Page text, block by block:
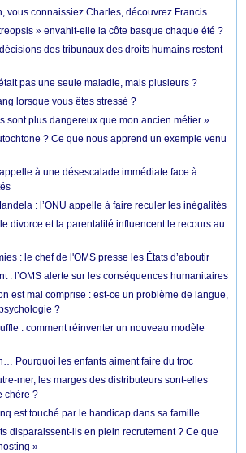
vous connaissiez Charles, découvrez Francis
» envahit-elle la côte basque chaque été ?
des tribunaux des droits humains restent
pas une seule maladie, mais plusieurs ?
lorsque vous êtes stressé ?
sont plus dangereux que mon ancien métier »
? Ce que nous apprend un exemple venu
à une désescalade immédiate face à
: l’ONU appelle à faire reculer les inégalités
divorce et la parentalité influencent le recours au
: le chef de l'OMS presse les États d’aboutir
: l’OMS alerte sur les conséquences humanitaires
est mal comprise : est-ce un problème de langue,
?
: comment réinventer un nouveau modèle
Pourquoi les enfants aiment faire du troc
mer, les marges des distributeurs sont-elles
chère ?
est touché par le handicap dans sa famille
disparaissent-ils en plein recrutement ? Ce que
»